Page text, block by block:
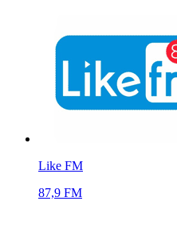
Like FM
87,9 FM